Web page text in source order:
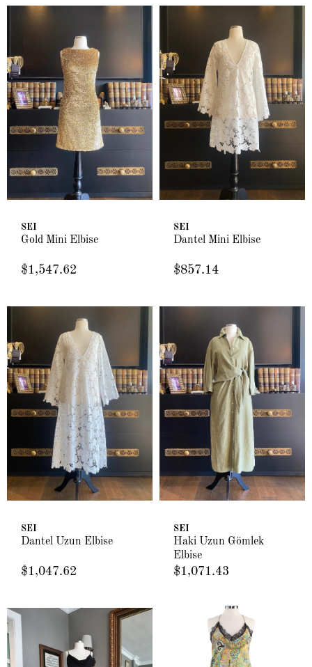
SEI
Gold Mini Elbise
$1,547.62
SEI
Dantel Mini Elbise
$857.14
SEI
Dantel Uzun Elbise
$1,047.62
SEI
Haki Uzun Gömlek
Elbise
$1,071.43